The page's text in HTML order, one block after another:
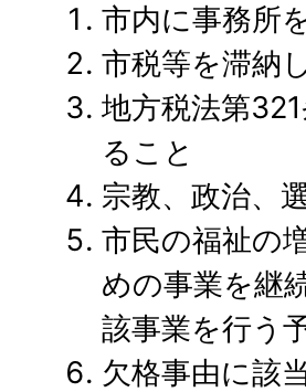
市内に事務所
市税等を滞納
地方税法第
ること
宗教、政治、
市民の福祉の
めの事業を継
該事業を行う
欠格事由に該